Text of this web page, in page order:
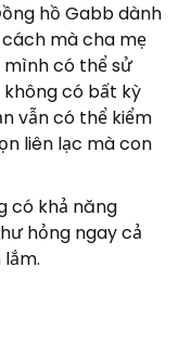
hồ Gabb dành
mà cha mẹ
có thể sử
có bất kỳ
vẫn có thể kiểm
liên lạc mà con
có khả năng
hỏng ngay cả